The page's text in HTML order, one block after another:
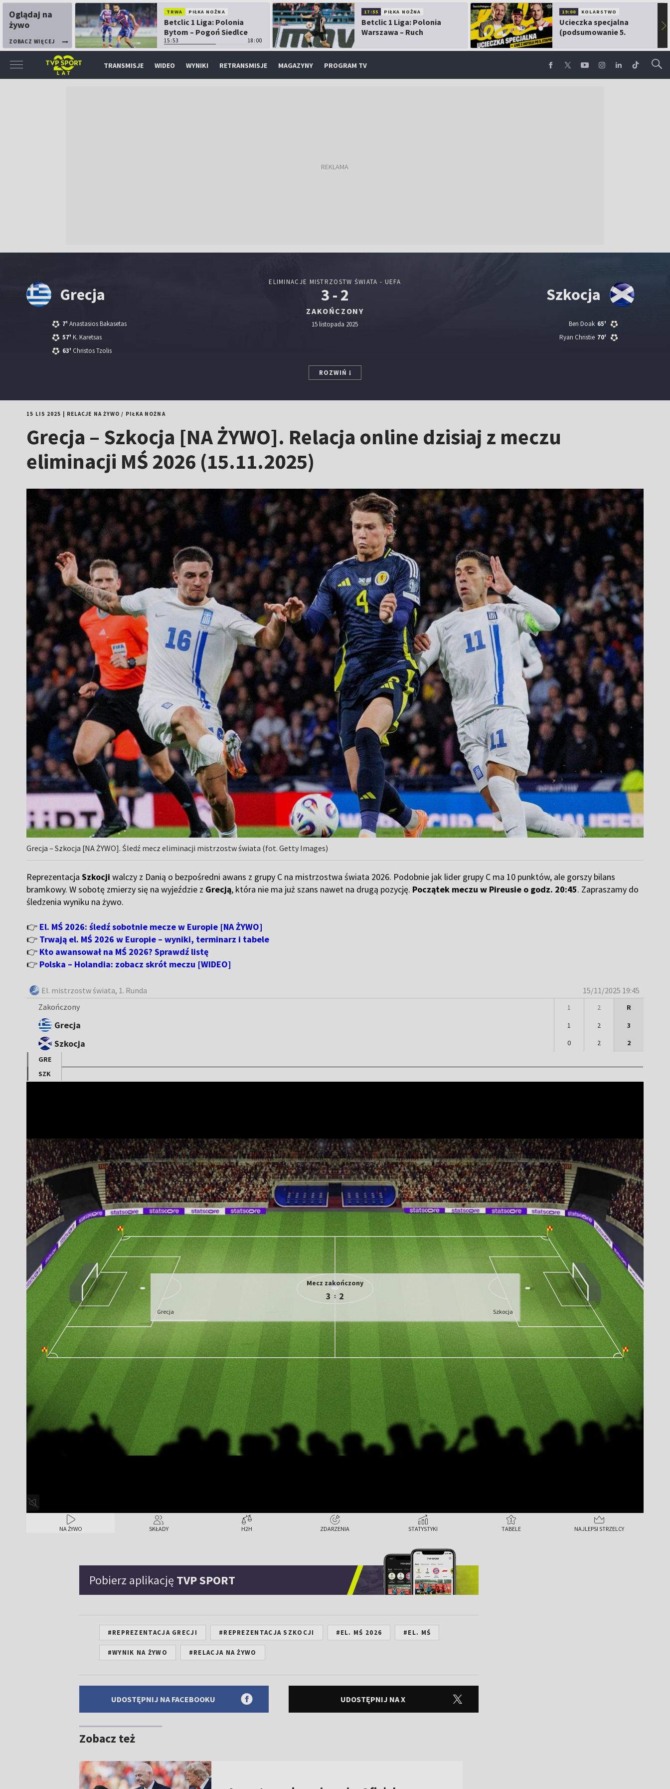
Oglądaj na
żywo
ZOBACZ WIĘCEJ
TRWA PIŁKA NOŻNA
Betclic 1 Liga: Polonia
Bytom – Pogoń Siedlce
15:53 18:00
17:55 PIŁKA NOŻNA
Betclic 1 Liga: Polonia
Warszawa – Ruch
19:00 KOLARSTWO
Ucieczka specjalna
(podsumowanie 5.
▶
TRANSMISJE WIDEO WYNIKI RETRANSMISJE MAGAZYNY PROGRAM TV
Grecja
7' Anastasios Bakasetas
57' K. Karetsas
63' Christos Tzolis
ELIMINACJE MISTRZOSTW ŚWIATA - UEFA
3 - 2
ZAKOŃCZONY
15 listopada 2025
Szkocja
65'
Ben Doak
70'
Ryan Christie
ROZWIŃ
15 LIS 2025 RELACJE NA ŻYWO / PIŁKA NOŻNA
Grecja – Szkocja [NA ŻYWO]. Relacja online dzisiaj z meczu
eliminacji MŚ 2026 (15.11.2025)
Grecja – Szkocja [NA ŻYWO]. Śledź mecz eliminacji mistrzostw świata (fot. Getty Images)
ReprezentacjaSzkocjiwalczy z Danią o bezpośredni awans z grupy C na mistrzostwa świata 2026. Podobnie jak lider grupy C ma 10 punktów, ale gorszy bilans
bramkowy. W sobotę zmierzy się na wyjeździe z Grecją, która nie ma już szans nawet na drugą pozycję. Początek meczu w Pireusie o godz. 20:45. Zapraszamy do
śledzenia wyniku na żywo.
👉 El. MŚ 2026: śledź sobotnie mecze w Europie [NA ŻYWO]
👉 Trwają el. MŚ 2026 w Europie – wyniki, terminarz i tabele
👉 Kto awansował na MŚ 2026? Sprawdź listę
👉 Polska – Holandia: zobacz skrót meczu [WIDEO]
El. mistrzostw świata, 1. Runda
15/11/2025 19:45
Zakończony
Grecja
Szkocja
1
1
0
2
2
2
R
3
2
GRE
SZK
NA ŻYWO SKŁADY H2H ZDARZENIA STATYSTYKI TABELE NAJLEPSI STRZELCY
Mecz zakończony
Grecja
3 : 2
Szkocja
Pobierz aplikację TVP SPORT
#REPREZENTACJA GRECJI #REPREZENTACJA SZKOCJI #EL. MŚ 2026 #EL. MŚ
#WYNIK NA ŻYWO #RELACJA NA ŻYWO
UDOSTĘPNIJ NA FACEBOOKU UDOSTĘPNIJ NA X
Zobacz też